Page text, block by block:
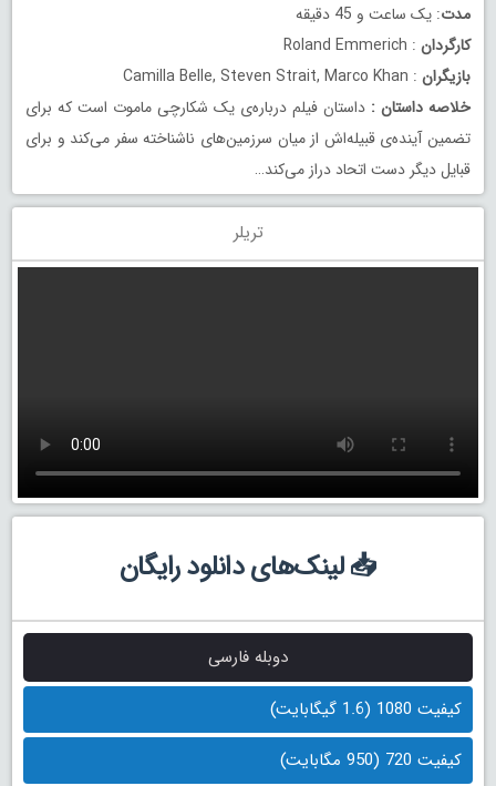
مدت: یک ساعت و 45 دقیقه
کارگردان : Roland Emmerich
بازیگران : Camilla Belle, Steven Strait, Marco Khan
خلاصه داستان : داستان فیلم درباره‌ی یک شکارچی ماموت است که برای
تضمین آینده‌ی قبیله‌اش از میان سرزمین‌های ناشناخته سفر می‌کند و برای
قبایل دیگر دست اتحاد دراز می‌کند…
تریلر
📥 لینک‌های دانلود رایگان
دوبله فارسی
کیفیت 1080 (1.6 گیگابایت)
کیفیت 720 (950 مگابایت)